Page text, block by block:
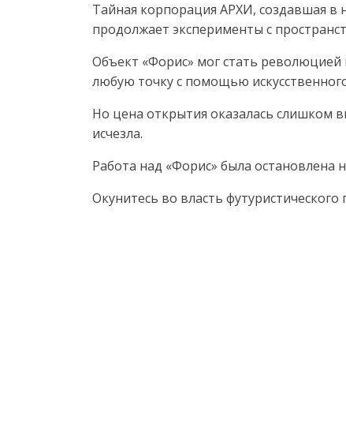
Тайная корпорация АРХИ, создавшая
продолжает эксперименты с
Объект «Форис» мог стать
любую точку с помощью
Но цена открытия оказалась слишком
исчезла.
Работа над «Форис» была
Окунитесь во власть